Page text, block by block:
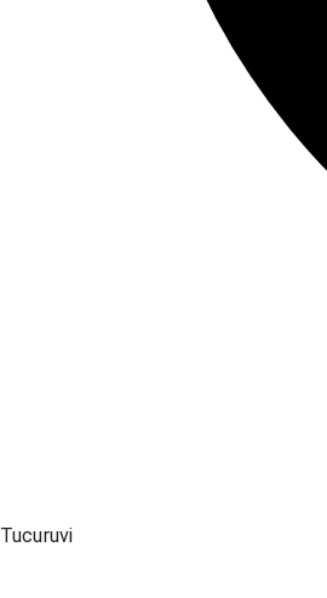
Tucuruvi